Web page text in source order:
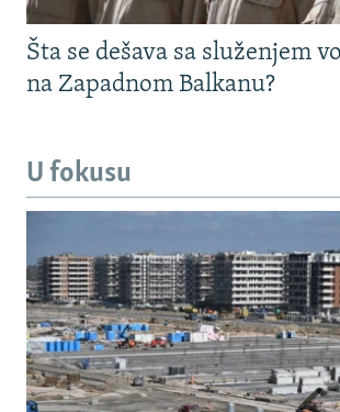
Šta se dešava sa služenjem
na Zapadnom Balkanu?
U fokusu